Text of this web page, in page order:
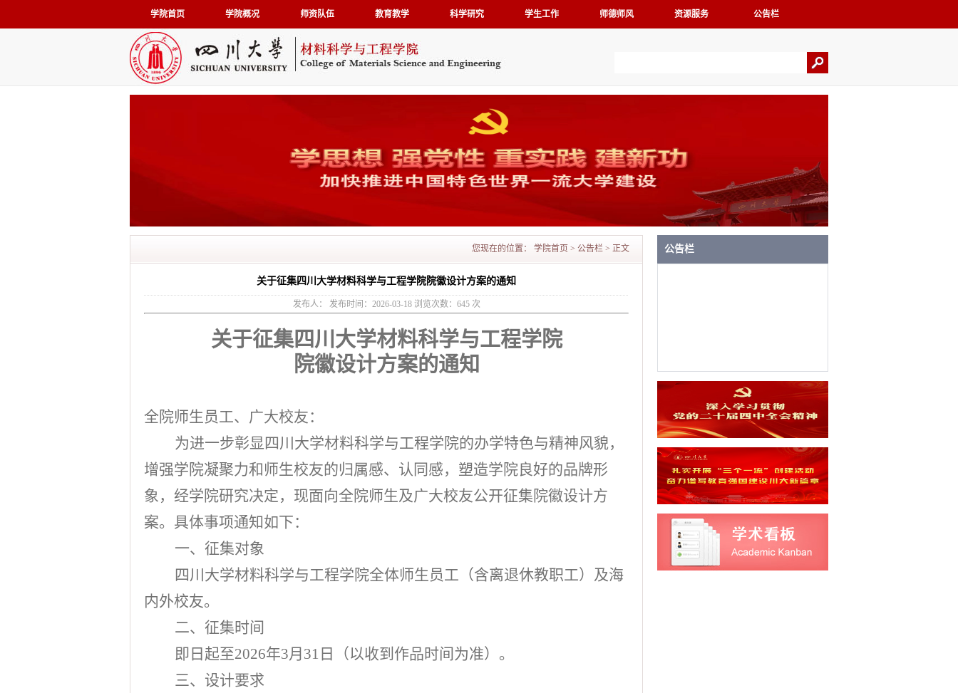
学院首页 学院概况 师资队伍 教育教学 科学研究 学生工作 师德师风 资源服务 公告栏
您现在的位置： 学院首页 > 公告栏 > 正文
关于征集四川大学材料科学与工程学院院徽设计方案的通知
发布人： 发布时间：2026-03-18 浏览次数： 645 次
关于征集四川大学材料科学与工程学院
院徽设计方案的通知
全院师生员工、广大校友：
为进一步彰显四川大学材料科学与工程学院的办学特色与精神风貌，
增强学院凝聚力和师生校友的归属感、认同感，塑造学院良好的品牌形
象，经学院研究决定，现面向全院师生及广大校友公开征集院徽设计方
案。具体事项通知如下：
一、征集对象
四川大学材料科学与工程学院全体师生员工（含离退休教职工）及海
内外校友。
二、征集时间
即日起至2026年3月 31 日（以收到作品时间为准）。
三、设计要求
公告栏